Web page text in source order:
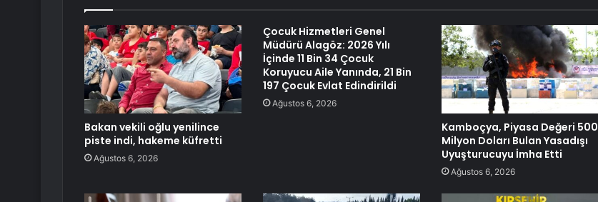
Bakan vekili oğlu yenilince
piste indi, hakeme küfretti
Ağustos 6, 2026
Çocuk Hizmetleri Genel
Müdürü Alagöz: 2026 Yılı
İçinde 11 Bin 34 Çocuk
Koruyucu Aile Yanında, 21 Bin
197 Çocuk Evlat Edindirildi
Ağustos 6, 2026
Kamboçya, Piyasa Değeri 500
Milyon Doları Bulan Yasadışı
Uyuşturucuyu İmha Etti
Ağustos 6, 2026